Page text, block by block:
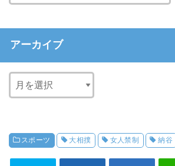
アーカイブ
スポーツ 大相撲 女人禁制 納谷